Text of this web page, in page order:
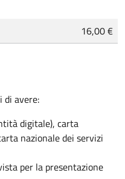
16,00 €
di avere:
digitale), carta
nazionale dei servizi
per la presentazione